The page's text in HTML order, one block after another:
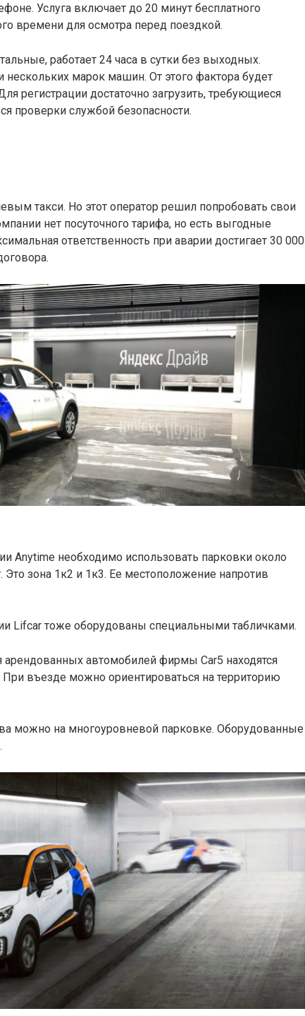
Услуга включает до 20 минут бесплатного
времени для осмотра перед поездкой.
работает 24 часа в сутки без выходных.
марок машин. От этого фактора будет
регистрации достаточно загрузить, требующиеся
проверки службой безопасности.
такси. Но этот оператор решил попробовать свои
нет посуточного тарифа, но есть выгодные
ответственность при аварии достигает 30 000
необходимо использовать парковки около
зона 1к2 и 1к3. Ее местоположение напротив
Lifcar тоже оборудованы специальными табличками.
автомобилей фирмы Car5 находятся
въезде можно ориентироваться на территорию
можно на многоуровневой парковке. Оборудованные